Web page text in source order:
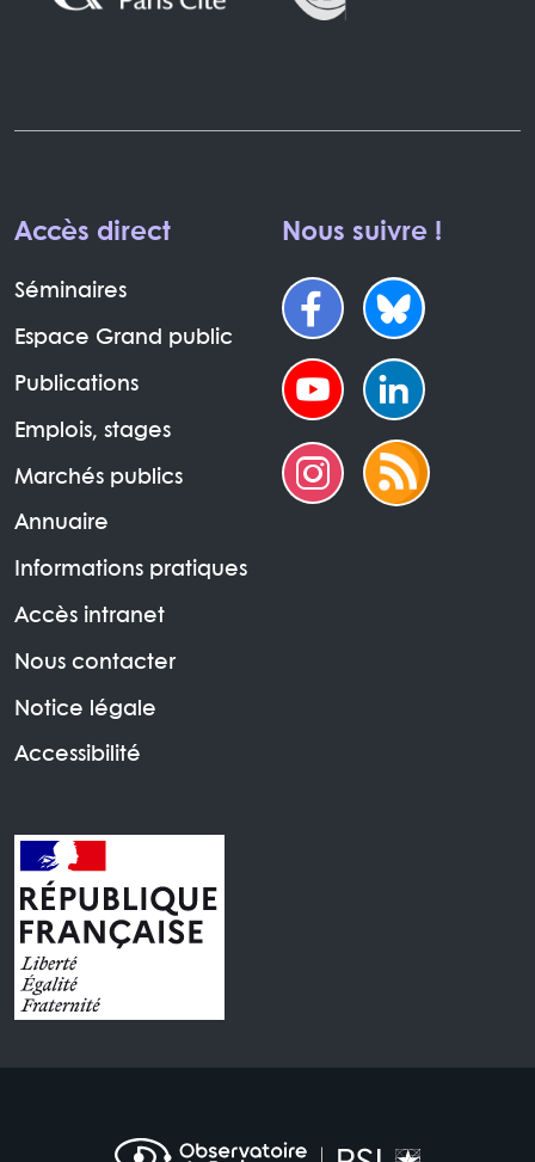
Accès direct
Séminaires
Espace Grand public
Publications
Emplois, stages
Marchés publics
Annuaire
Informations pratiques
Accès intranet
Nous contacter
Notice légale
Accessibilité
Nous suivre !